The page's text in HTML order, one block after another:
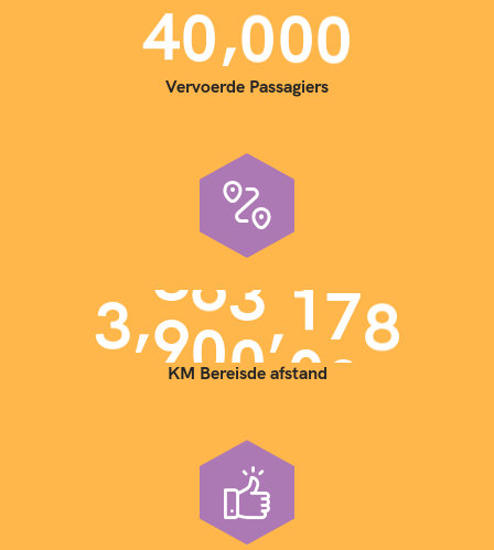
40,000
Vervoerde Passagiers
3,900,000
KM Bereisde afstand